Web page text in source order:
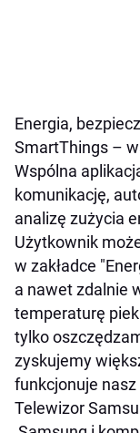
Energia,
SmartThings –
Wspólna
komunikację,
analizę zużycia
Użytkownik
w zakładce
a nawet zdalnie
temperaturę
tylko
zyskujemy
funkcjonuje nasz
Telewizor